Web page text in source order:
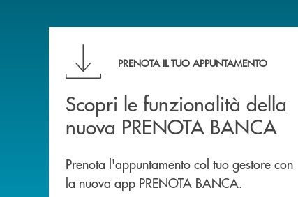
PRENOTA IL TUO APPUNTAMENTO
Scopri le funzionalità della
nuova PRENOTA BANCA
Prenota l'appuntamento col tuo gestore con
la nuova app PRENOTA BANCA.